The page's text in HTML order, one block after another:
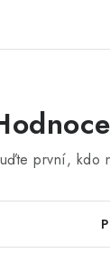
první, kdo